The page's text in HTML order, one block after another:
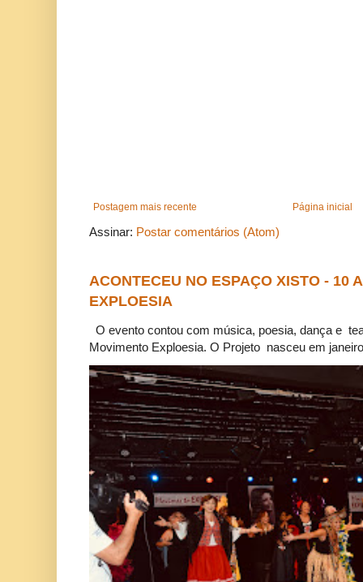
Postagem mais recente Página inicial
Assinar: Postar comentários (Atom)
ACONTECEU NO ESPAÇO XISTO - 10
EXPLOESIA
O evento contou com música, poesia, dança e
Movimento Exploesia. O Projeto nasceu em